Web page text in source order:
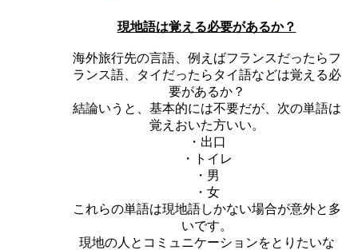
現地語は覚える必要があるか？
海外旅行先の言語、例えばフランスだったらフ
ランス語、タイだったらタイ語などは覚える必
要があるか？
結論いうと、基本的には不要だが、次の単語は
覚えおいた方いい。
・出口
・トイレ
・男
・女
これらの単語は現地語しかない場合が意外と多
いです。
現地の人とコミュニケーションをとりたいな